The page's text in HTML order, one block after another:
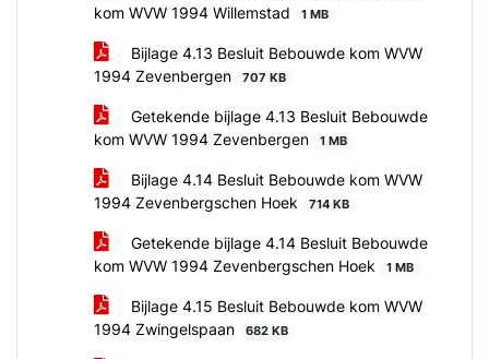
kom WVW 1994 Willemstad
1 MB
Bijlage 4.13 Besluit Bebouwde kom WVW
1994 Zevenbergen
707 KB
Getekende bijlage 4.13 Besluit Bebouwde
kom WVW 1994 Zevenbergen
1 MB
Bijlage 4.14 Besluit Bebouwde kom WVW
1994 Zevenbergschen Hoek
714 KB
Getekende bijlage 4.14 Besluit Bebouwde
kom WVW 1994 Zevenbergschen Hoek
1 MB
Bijlage 4.15 Besluit Bebouwde kom WVW
1994 Zwingelspaan
682 KB